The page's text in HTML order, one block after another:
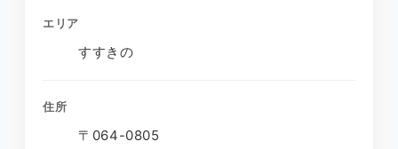
エリア
すすきの
住所
〒064-0805